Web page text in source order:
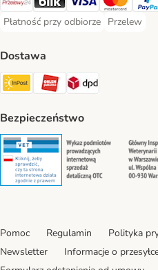
Przelewy24 Payment Method
Blik Payment Method
VISA Payment
MasterCard
Płatność przy odbiorze
Płatność przy odbiorze Payment
Przelew
Przelew
Dostawa
InPost Shipping Method
ORLEN Paczka.
DPD
Bezpieczeństwo
Security Security
Pomoc Regulamin Polityka
Newsletter
Informacje o